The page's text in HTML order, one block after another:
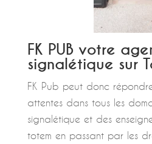
FK PUB votre
signalétique sur
FK Pub peut donc
attentes dans tous les
signalétique et des
totem en passant par les